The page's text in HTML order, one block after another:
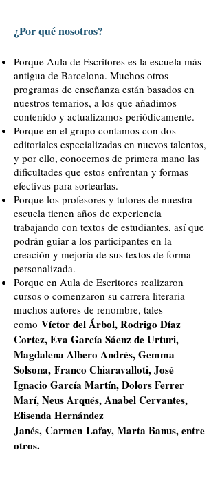
¿Por qué nosotros?
Porque Aula de Escritores es la escuela más
antigua de Barcelona. Muchos otros
programas de enseñanza están basados en
nuestros temarios, a los que añadimos
contenido y actualizamos periódicamente.
Porque en el grupo contamos con dos
editoriales especializadas en nuevos talentos,
y por ello, conocemos de primera mano las
dificultades que estos enfrentan y formas
efectivas para sortearlas.
Porque los profesores y tutores de nuestra
escuela tienen años de experiencia
trabajando con textos de estudiantes, así que
podrán guiar a los participantes en la
creación y mejoría de sus textos de forma
personalizada.
Porque en Aula de Escritores realizaron
cursos o comenzaron su carrera literaria
muchos autores de renombre, tales
como Víctor del Árbol, Rodrigo Díaz
Cortez,Eva García Sáenz de Urturi,
Magdalena Albero Andrés, Gemma
Solsona, Franco Chiaravalloti, José
Ignacio García Martín,Dolors Ferrer
Marí,Neus Arqués,Anabel Cervantes,
Elisenda Hernández
Janés, Carmen Lafay, Marta Banus, entre
otros.